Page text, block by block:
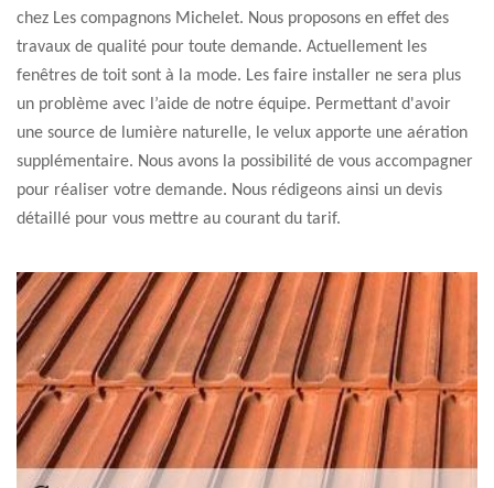
chez Les compagnons Michelet. Nous proposons en effet des
travaux de qualité pour toute demande. Actuellement les
fenêtres de toit sont à la mode. Les faire installer ne sera plus
un problème avec l’aide de notre équipe. Permettant d'avoir
une source de lumière naturelle, le velux apporte une aération
supplémentaire. Nous avons la possibilité de vous accompagner
pour réaliser votre demande. Nous rédigeons ainsi un devis
détaillé pour vous mettre au courant du tarif.